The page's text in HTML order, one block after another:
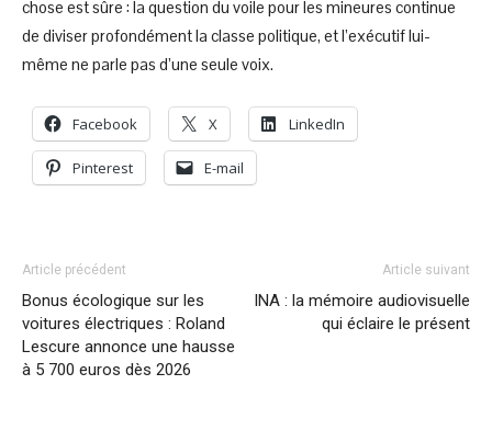
chose est sûre : la question du voile pour les mineures continue
de diviser profondément la classe politique, et l’exécutif lui-
même ne parle pas d’une seule voix.
Facebook X LinkedIn
Pinterest E-mail
Article précédent
Bonus écologique sur les
voitures électriques : Roland
Lescure annonce une hausse
à 5 700 euros dès 2026
Article suivant
INA : la mémoire audiovisuelle
qui éclaire le présent